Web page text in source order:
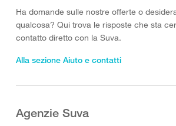
Ha domande sulle nostre offerte o
qualcosa? Qui trova le risposte che sta
contatto diretto con la Suva.
Alla sezione Aiuto e contatti
Agenzie Suva